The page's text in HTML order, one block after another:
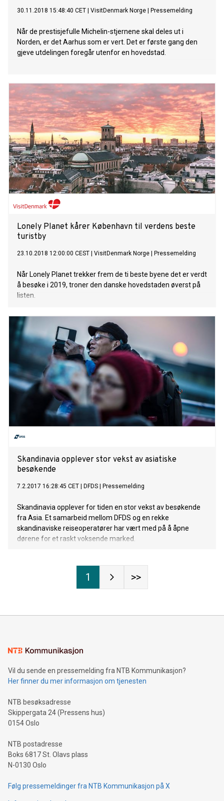
30.11.2018 15:48:40 CET VisitDenmark Norge Pressemelding
Når de prestisjefulle Michelin-stjernene skal deles ut i
Norden, er det Aarhus som er vert. Det er første gang den
gjeve utdelingen foregår utenfor en hovedstad.
Lonely Planet kårer København til verdens beste
turistby
23.10.2018 12:00:00 CEST VisitDenmark Norge Pressemelding
Når Lonely Planet trekker frem de ti beste byene det er verdt
å besøke i 2019, troner den danske hovedstaden øverst på
listen.
Skandinavia opplever stor vekst av asiatiske
besøkende
7.2.2017 16:28:45 CET DFDS Pressemelding
Skandinavia opplever for tiden en stor vekst av besøkende
fra Asia. Et samarbeid mellom DFDS og en rekke
skandinaviske reiseoperatører har vært med på å åpne
dørene for et raskt voksende marked.
1 >>
Vil du sende en pressemelding fra NTB Kommunikasjon?
Her finner du mer informasjon om tjenesten
NTB besøksadresse
Skippergata 24 (Pressens hus)
0154 Oslo
NTB postadresse
Boks 6817 St. Olavs plass
N-0130 Oslo
Følg pressemeldinger fra NTB Kommunikasjon på X